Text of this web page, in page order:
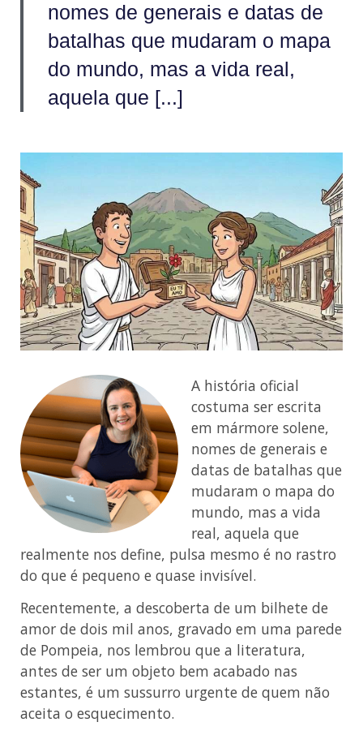
nomes de generais e datas de
batalhas que mudaram o mapa
do mundo, mas a vida real,
aquela que [...]
A história oficial
costuma ser escrita
em mármore solene,
nomes de generais e
datas de batalhas que
mudaram o mapa do
mundo, mas a vida
real, aquela que
realmente nos define, pulsa mesmo é no rastro
do que é pequeno e quase invisível.
Recentemente, a descoberta de um bilhete de
amor de dois mil anos, gravado em uma parede
de Pompeia, nos lembrou que a literatura,
antes de ser um objeto bem acabado nas
estantes, é um sussurro urgente de quem não
aceita o esquecimento.